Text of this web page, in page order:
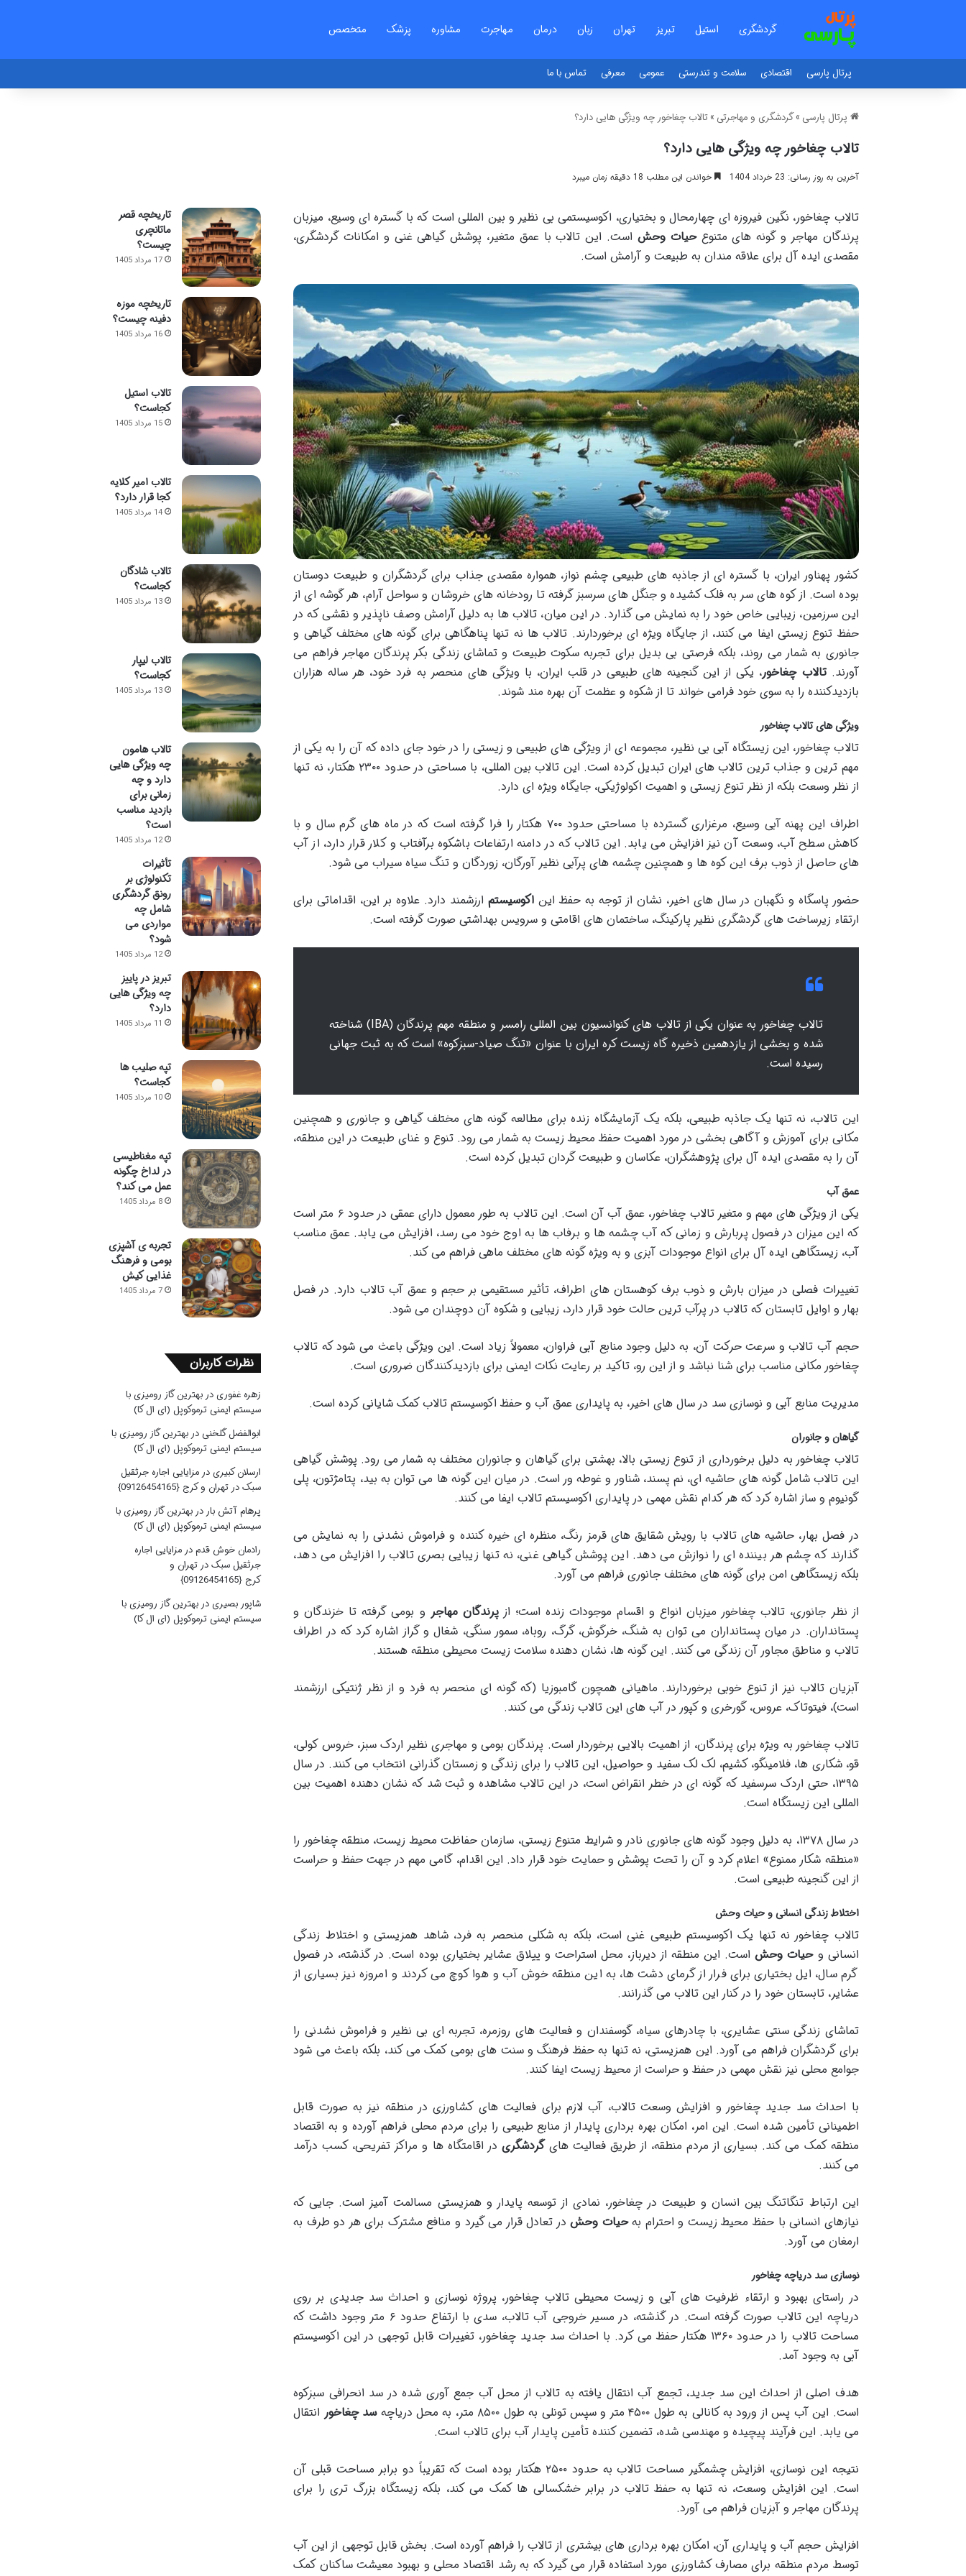
گردشگری استیل تبریز تهران زبان درمان مهاجرت مشاوره پزشک متخصص
پرتال پارسی اقتصادی سلامت و تندرستی عمومی معرفی تماس با ما
پرتال پارسی » گردشگری و مهاجرتی » تالاب چغاخور چه ویژگی هایی دارد؟
تالاب چغاخور چه ویژگی هایی دارد؟
آخرین به روز رسانی: 23 خرداد 1404 خواندن این مطلب 18 دقیقه زمان میبرد
تالاب چغاخور، نگین فیروزه ای چهارمحال و بختیاری، اکوسیستمی بی نظیر و بین المللی است که با گستره ای وسیع، میزبان
پرندگان مهاجر و گونه های متنوعحیات وحش است. این تالاب با عمق متغیر، پوشش گیاهی غنی و امکانات گردشگری،
مقصدی ایده آل برای علاقه مندان به طبیعت و آرامش است.
کشور پهناور ایران، با گستره ای از جاذبه های طبیعی چشم نواز، همواره مقصدی جذاب برای گردشگران و طبیعت دوستان
بوده است. از کوه های سر به فلک کشیده و جنگل های سرسبز گرفته تا رودخانه های خروشان و سواحل آرام، هر گوشه ای از
این سرزمین، زیبایی خاص خود را به نمایش می گذارد. در این میان، تالاب ها به دلیل آرامش وصف ناپذیر و نقشی که در
حفظ تنوع زیستی ایفا می کنند، از جایگاه ویژه ای برخوردارند. تالاب ها نه تنها پناهگاهی برای گونه های مختلف گیاهی و
جانوری به شمار می روند، بلکه فرصتی بی بدیل برای تجربه سکوت طبیعت و تماشای زندگی بکر پرندگان مهاجر فراهم می
آورند.تالاب چغاخور، یکی از این گنجینه های طبیعی در قلب ایران، با ویژگی های منحصر به فرد خود، هر ساله هزاران
بازدیدکننده را به سوی خود فرامی خواند تا از شکوه و عظمت آن بهره مند شوند.
ویژگی های تالاب چغاخور
تالاب چغاخور، این زیستگاه آبی بی نظیر، مجموعه ای از ویژگی های طبیعی و زیستی را در خود جای داده که آن را به یکی از
مهم ترین و جذاب ترین تالاب های ایران تبدیل کرده است. این تالاب بین المللی، با مساحتی در حدود ۲۳۰۰ هکتار، نه تنها
از نظر وسعت بلکه از نظر تنوع زیستی و اهمیت اکولوژیکی، جایگاه ویژه ای دارد.
اطراف این پهنه آبی وسیع، مرغزاری گسترده با مساحتی حدود ۷۰۰ هکتار را فرا گرفته است که در ماه های گرم سال و با
کاهش سطح آب، وسعت آن نیز افزایش می یابد. این تالاب که در دامنه ارتفاعات باشکوه برآفتاب و کلار قرار دارد، از آب
های حاصل از ذوب برف این کوه ها و همچنین چشمه های پرآبی نظیر آورگان، زوردگان و تنگ سیاه سیراب می شود.
حضور پاسگاه و نگهبان در سال های اخیر، نشان از توجه به حفظ این اکوسیستم ارزشمند دارد. علاوه بر این، اقداماتی برای
ارتقاء زیرساخت های گردشگری نظیر پارکینگ، ساختمان های اقامتی و سرویس بهداشتی صورت گرفته است.
تالاب چغاخور به عنوان یکی از تالاب های کنوانسیون بین المللی رامسر و منطقه مهم پرندگان (IBA) شناخته
شده و بخشی از یازدهمین ذخیره گاه زیست کره ایران با عنوان «تنگ صیاد-سبزکوه» است که به ثبت جهانی
رسیده است.
این تالاب، نه تنها یک جاذبه طبیعی، بلکه یک آزمایشگاه زنده برای مطالعه گونه های مختلف گیاهی و جانوری و همچنین
مکانی برای آموزش و آگاهی بخشی در مورد اهمیت حفظ محیط زیست به شمار می رود. تنوع و غنای طبیعت در این منطقه،
آن را به مقصدی ایده آل برای پژوهشگران، عکاسان و طبیعت گردان تبدیل کرده است.
عمق آب
یکی از ویژگی های مهم و متغیر تالاب چغاخور، عمق آب آن است. این تالاب به طور معمول دارای عمقی در حدود ۶ متر است
که این میزان در فصول پربارش و زمانی که آب چشمه ها و برفاب ها به اوج خود می رسد، افزایش می یابد. عمق مناسب
آب، زیستگاهی ایده آل برای انواع موجودات آبزی و به ویژه گونه های مختلف ماهی فراهم می کند.
تغییرات فصلی در میزان بارش و ذوب برف کوهستان های اطراف، تأثیر مستقیمی بر حجم و عمق آب تالاب دارد. در فصل
بهار و اوایل تابستان که تالاب در پرآب ترین حالت خود قرار دارد، زیبایی و شکوه آن دوچندان می شود.
حجم آب تالاب و سرعت حرکت آن، به دلیل وجود منابع آبی فراوان، معمولاً زیاد است. این ویژگی باعث می شود که تالاب
چغاخور مکانی مناسب برای شنا نباشد و از این رو، تاکید بر رعایت نکات ایمنی برای بازدیدکنندگان ضروری است.
مدیریت منابع آبی و نوسازی سد در سال های اخیر، به پایداری عمق آب و حفظ اکوسیستم تالاب کمک شایانی کرده است.
گیاهان و جانوران
تالاب چغاخور به دلیل برخورداری از تنوع زیستی بالا، بهشتی برای گیاهان و جانوران مختلف به شمار می رود. پوشش گیاهی
این تالاب شامل گونه های حاشیه ای، نم پسند، شناور و غوطه ور است. در میان این گونه ها می توان به بید، پتامژتون، پلی
گونیوم و ساز اشاره کرد که هر کدام نقش مهمی در پایداری اکوسیستم تالاب ایفا می کنند.
در فصل بهار، حاشیه های تالاب با رویش شقایق های قرمز رنگ، منظره ای خیره کننده و فراموش نشدنی را به نمایش می
گذارند که چشم هر بیننده ای را نوازش می دهد. این پوشش گیاهی غنی، نه تنها زیبایی بصری تالاب را افزایش می دهد،
بلکه زیستگاهی امن برای گونه های مختلف جانوری فراهم می آورد.
از نظر جانوری، تالاب چغاخور میزبان انواع و اقسام موجودات زنده است؛ ازپرندگان مهاجر و بومی گرفته تا خزندگان و
پستانداران. در میان پستانداران می توان به شنگ، خرگوش، گرگ، روباه، سمور سنگی، شغال و گراز اشاره کرد که در اطراف
تالاب و مناطق مجاور آن زندگی می کنند. این گونه ها، نشان دهنده سلامت زیست محیطی منطقه هستند.
آبزیان تالاب نیز از تنوع خوبی برخوردارند. ماهیانی همچون گامبوزیا (که گونه ای منحصر به فرد و از نظر ژنتیکی ارزشمند
است)، فیتوتاک، عروس، گورخری و کپور در آب های این تالاب زندگی می کنند.
تالاب چغاخور به ویژه برای پرندگان، از اهمیت بالایی برخوردار است. پرندگان بومی و مهاجری نظیر اردک سبز، خروس کولی،
قو، شکاری ها، فلامینگو، کشیم، لک لک سفید و حواصیل، این تالاب را برای زندگی و زمستان گذرانی انتخاب می کنند. در سال
۱۳۹۵، حتی اردک سرسفید که گونه ای در خطر انقراض است، در این تالاب مشاهده و ثبت شد که نشان دهنده اهمیت بین
المللی این زیستگاه است.
در سال ۱۳۷۸، به دلیل وجود گونه های جانوری نادر و شرایط متنوع زیستی، سازمان حفاظت محیط زیست، منطقه چغاخور را
«منطقه شکار ممنوع» اعلام کرد و آن را تحت پوشش و حمایت خود قرار داد. این اقدام، گامی مهم در جهت حفظ و حراست
از این گنجینه طبیعی است.
اختلاط زندگی انسانی و حیات وحش
تالاب چغاخور نه تنها یک اکوسیستم طبیعی غنی است، بلکه به شکلی منحصر به فرد، شاهد همزیستی و اختلاط زندگی
انسانی وحیات وحشاست. این منطقه از دیرباز، محل استراحت و ییلاق عشایر بختیاری بوده است. در گذشته، در فصول
گرم سال، ایل بختیاری برای فرار از گرمای دشت ها، به این منطقه خوش آب و هوا کوچ می کردند و امروزه نیز بسیاری از
عشایر، تابستان خود را در کنار این تالاب می گذرانند.
تماشای زندگی سنتی عشایری، با چادرهای سیاه، گوسفندان و فعالیت های روزمره، تجربه ای بی نظیر و فراموش نشدنی را
برای گردشگران فراهم می آورد. این همزیستی، نه تنها به حفظ فرهنگ و سنت های بومی کمک می کند، بلکه باعث می شود
جوامع محلی نیز نقش مهمی در حفظ و حراست از محیط زیست ایفا کنند.
با احداث سد جدید چغاخور و افزایش وسعت تالاب، آب لازم برای فعالیت های کشاورزی در منطقه نیز به صورت قابل
اطمینانی تأمین شده است. این امر، امکان بهره برداری پایدار از منابع طبیعی را برای مردم محلی فراهم آورده و به اقتصاد
منطقه کمک می کند. بسیاری از مردم منطقه، از طریق فعالیت هایگردشگری در اقامتگاه ها و مراکز تفریحی، کسب درآمد
می کنند.
این ارتباط تنگاتنگ بین انسان و طبیعت در چغاخور، نمادی از توسعه پایدار و همزیستی مسالمت آمیز است. جایی که
نیازهای انسانی با حفظ محیط زیست و احترام بهحیات وحشدر تعادل قرار می گیرد و منافع مشترک برای هر دو طرف به
ارمغان می آورد.
نوسازی سد دریاچه چغاخور
در راستای بهبود و ارتقاء ظرفیت های آبی و زیست محیطی تالاب چغاخور، پروژه نوسازی و احداث سد جدیدی بر روی
دریاچه این تالاب صورت گرفته است. در گذشته، در مسیر خروجی آب تالاب، سدی با ارتفاع حدود ۶ متر وجود داشت که
مساحت تالاب را در حدود ۱۳۶۰ هکتار حفظ می کرد. با احداث سد جدید چغاخور، تغییرات قابل توجهی در این اکوسیستم
آبی به وجود آمد.
هدف اصلی از احداث این سد جدید، تجمع آب انتقال یافته به تالاب از محل آب جمع آوری شده در سد انحرافی سبزکوه
است. این آب پس از ورود به کانالی به طول ۴۵۰۰ متر و سپس تونلی به طول ۸۵۰۰ متر، به محل دریاچه
سد چغاخور انتقال
می یابد. این فرآیند پیچیده و مهندسی شده، تضمین کننده تأمین پایدار آب برای تالاب است.
نتیجه این نوسازی، افزایش چشمگیر مساحت تالاب به حدود ۲۵۰۰ هکتار بوده است که تقریباً دو برابر مساحت قبلی آن
است. این افزایش وسعت، نه تنها به حفظ تالاب در برابر خشکسالی ها کمک می کند، بلکه زیستگاه بزرگ تری را برای
پرندگان مهاجر و آبزیان فراهم می آورد.
افزایش حجم آب و پایداری آن، امکان بهره برداری های بیشتری از تالاب را فراهم آورده است. بخش قابل توجهی از این آب
توسط مردم منطقه برای مصارف کشاورزی مورد استفاده قرار می گیرد که به رشد اقتصاد محلی و بهبود معیشت ساکنان کمک
تاریخچه قصر
ماتانچری
چیست؟
17 مرداد 1405
تاریخچه موزه
دفینه چیست؟
16 مرداد 1405
تالاب استیل
کجاست؟
15 مرداد 1405
تالاب امیر کلایه
کجا قرار دارد؟
14 مرداد 1405
تالاب شادگان
کجاست؟
13 مرداد 1405
تالاب لیپار
کجاست؟
13 مرداد 1405
تالاب هامون
چه ویژگی هایی
دارد و چه
زمانی برای
بازدید مناسب
است؟
12 مرداد 1405
تأثیرات
تکنولوژی بر
رونق گردشگری
شامل چه
مواردی می
شود؟
12 مرداد 1405
تبریز در پاییز
چه ویژگی هایی
دارد؟
11 مرداد 1405
تپه صلیب ها
کجاست؟
10 مرداد 1405
تپه مغناطیسی
در لداخ چگونه
عمل می کند؟
8 مرداد 1405
تجربه ی آشپزی
بومی و فرهنگ
غذایی کیش
7 مرداد 1405
نظرات کاربران
زهره غفوریدر بهترین گاز رومیزی با
سیستم ایمنی ترموکوپل (ای ال کا)
ابوالفضل گلخنی در بهترین گاز رومیزی با
سیستم ایمنی ترموکوپل (ای ال کا)
ارسلان کبیریدر مزایایی اجاره جرثقیل
سبک در تهران و کرج {09126454165}
پرهام آتش بار در بهترین گاز رومیزی با
سیستم ایمنی ترموکوپل (ای ال کا)
رادمان خوش قدمدر مزایایی اجاره
جرثقیل سبک در تهران و
کرج {09126454165}
شاپور بصیریدر بهترین گاز رومیزی با
سیستم ایمنی ترموکوپل (ای ال کا)